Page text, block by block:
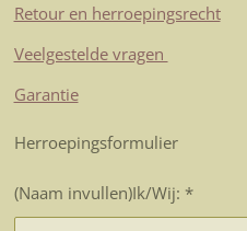
Retour en herroepingsrecht
Veelgestelde vragen
Garantie
Herroepingsformulier
(Naam invullen)Ik/Wij: *